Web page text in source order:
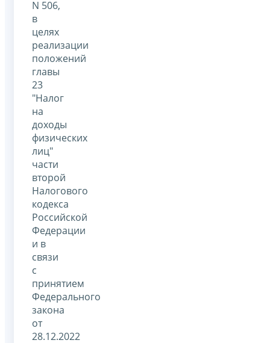
N 506,
в
целях
реализации
положений
главы
23
"Налог
на
доходы
физических
лиц"
части
второй
Налогового
кодекса
Российской
Федерации
и в
связи
с
принятием
Федерального
закона
от
28.12.2022